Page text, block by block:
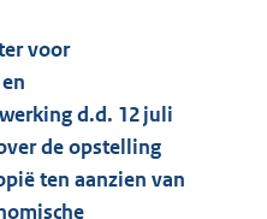
voor
d.d. 12 juli
de opstelling
ten aanzien van